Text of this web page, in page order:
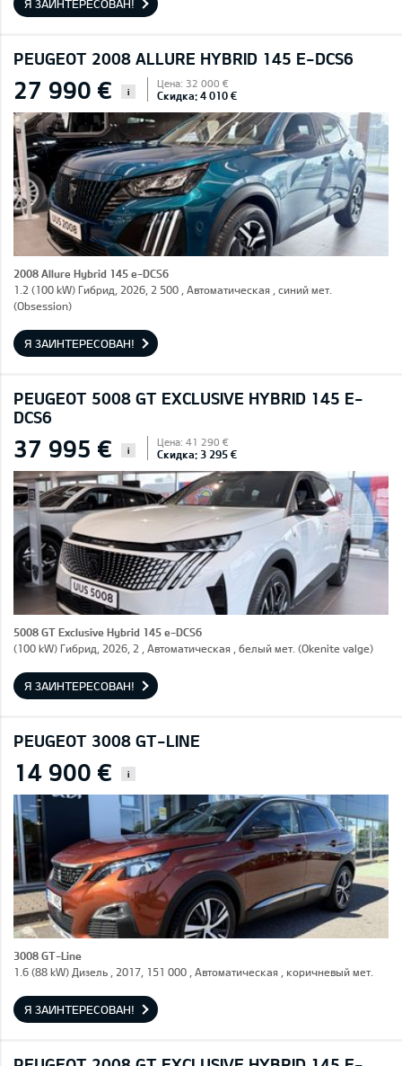
Я ЗАИНТЕРЕСОВАН!
PEUGEOT 2008 ALLURE HYBRID 145 E-DCS6
27 990 € i
Цена: 32 000 €
Скидка: 4 010 €
2008 Allure Hybrid 145 e-DCS6
1.2 (100 kW) Гибрид, 2026, 2 500 , Автоматическая , синий мет.
(Obsession)
Я ЗАИНТЕРЕСОВАН!
PEUGEOT 5008 GT EXCLUSIVE HYBRID 145 E-
DCS6
37 995 € i
Цена: 41 290 €
Скидка: 3 295 €
5008 GT Exclusive Hybrid 145 e-DCS6
(100 kW) Гибрид, 2026, 2 , Автоматическая , белый мет. (Okenite valge)
Я ЗАИНТЕРЕСОВАН!
PEUGEOT 3008 GT-LINE
14 900 € i
3008 GT-Line
1.6 (88 kW) Дизель , 2017, 151 000 , Автоматическая , коричневый мет.
Я ЗАИНТЕРЕСОВАН!